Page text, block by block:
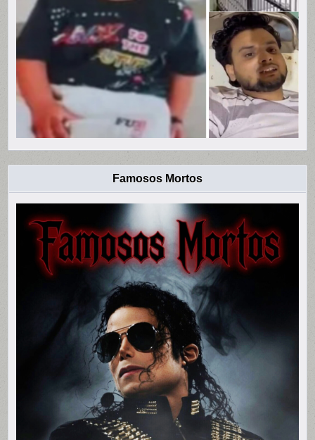
Famosos Mortos